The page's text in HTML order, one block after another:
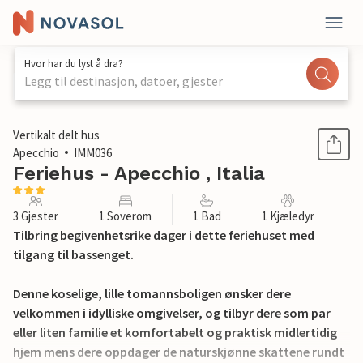
Hvor har du lyst å dra?
Legg til destinasjon, datoer, gjester
1 / 16
Vertikalt delt hus
Apecchio
IMM036
Feriehus - Apecchio , Italia
3 Gjester 1 Soverom 1 Bad 1 Kjæledyr
Tilbring begivenhetsrike dager i dette feriehuset med
tilgang til bassenget.
Denne koselige, lille tomannsboligen ønsker dere
velkommen i idylliske omgivelser, og tilbyr dere som par
eller liten familie et komfortabelt og praktisk midlertidig
hjem mens dere oppdager de naturskjønne skattene rundt